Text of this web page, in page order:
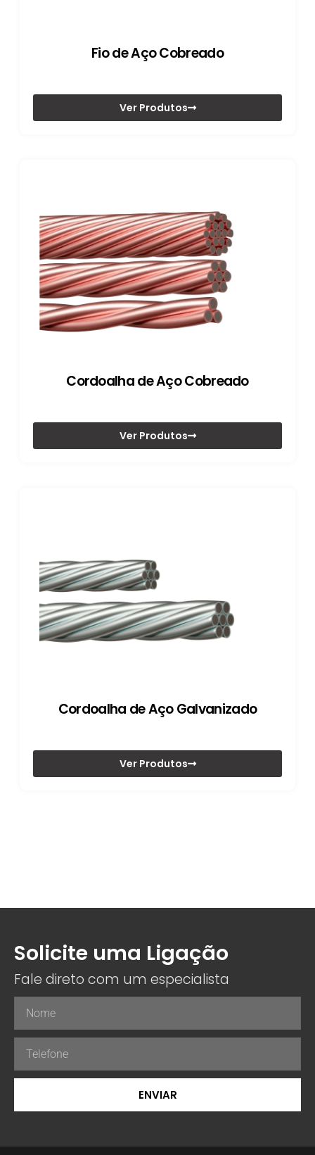
Fio de Aço Cobreado
Ver Produtos
Cordoalha de Aço Cobreado
Ver Produtos
Cordoalha de Aço Galvanizado
Ver Produtos
Solicite uma Ligação
Fale direto com um especialista
ENVIAR